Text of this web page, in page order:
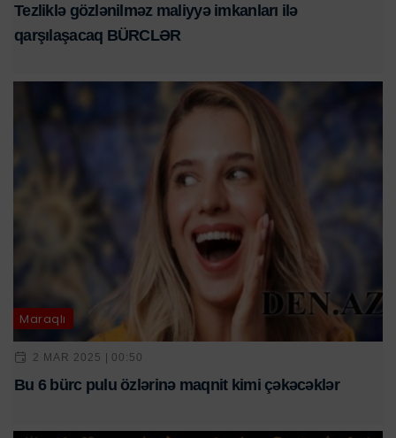
Tezliklə gözlənilməz maliyyə imkanları ilə
qarşılaşacaq BÜRCLƏR
Maraqlı
2 MAR 2025 | 00:50
Bu 6 bürc pulu özlərinə maqnit kimi çəkəcəklər